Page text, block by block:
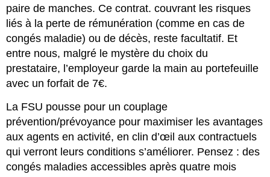
paire de manches. Ce contrat. couvrant les risques
liés à la perte de rémunération (comme en cas de
congés maladie) ou de décès, reste facultatif. Et
entre nous, malgré le mystère du choix du
prestataire, l’employeur garde la main au portefeuille
avec un forfait de 7€.
La FSU pousse pour un couplage
prévention/prévoyance pour maximiser les avantages
aux agents en activité, en clin d’œil aux contractuels
qui verront leurs conditions s’améliorer. Pensez : des
congés maladies accessibles après quatre mois